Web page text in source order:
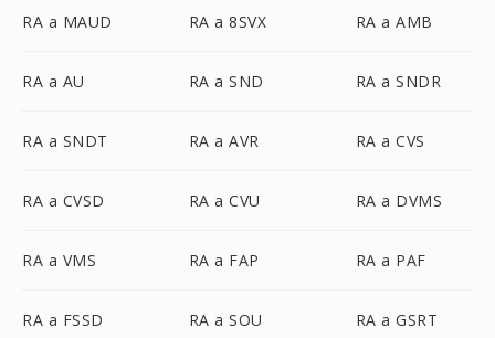
RA a MAUD RA a 8SVX RA a AMB
RA a AU RA a SND RA a SNDR
RA a SNDT RA a AVR RA a CVS
RA a CVSD RA a CVU RA a DVMS
RA a VMS RA a FAP RA a PAF
RA a FSSD RA a SOU RA a GSRT